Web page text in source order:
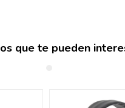
que te pueden